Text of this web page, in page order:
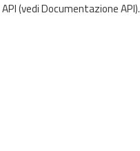
API(vediDocumentazione API).